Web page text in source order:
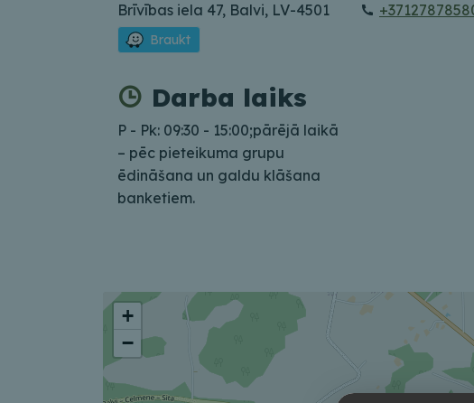
Brīvības iela 47, Balvi, LV-4501
Braukt
Darba laiks
P - Pk: 09:30 - 15:00;pārējā laikā
– pēc pieteikuma grupu
ēdināšana un galdu klāšana
banketiem.
+
−